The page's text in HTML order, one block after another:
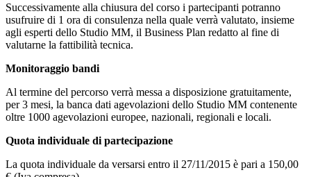
Successivamente alla chiusura del corso i partecipanti potranno
usufruire di 1 ora di consulenza nella quale verrà valutato, insieme
agli esperti dello Studio MM, il Business Plan redatto al fine di
valutarne la fattibilità tecnica.
Monitoraggio bandi
Al termine del percorso verrà messa a disposizione gratuitamente,
per 3 mesi, la banca dati agevolazioni dello Studio MM contenente
oltre 1000 agevolazioni europee, nazionali, regionali e locali.
Quota individuale di partecipazione
La quota individuale da versarsi entro il 27/11/2015 è pari a 150,00